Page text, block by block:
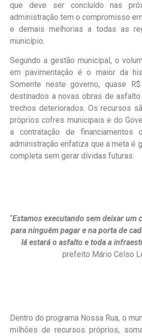
que deve ser concluído nas
administração tem o compromisso
e demais melhorias a todas as
município.
Segundo a gestão municipal, o
em pavimentação é o maior da
Somente neste governo, quase
destinados a novas obras de
trechos deteriorados. Os recursos
próprios cofres municipais e do
a contratação de financiamentos
administração enfatiza que a meta é
completa sem gerar dívidas futuras:
“Estamos executando sem deixar um
para ninguém pagar e na porta de
lá estará o asfalto e toda a
prefeito Mário Celso
Dentro do programa Nossa Rua, o
milhões de recursos próprios,